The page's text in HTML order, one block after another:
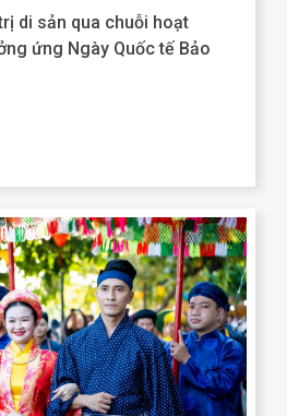
di sản qua chuỗi hoạt
ứng Ngày Quốc tế Bảo